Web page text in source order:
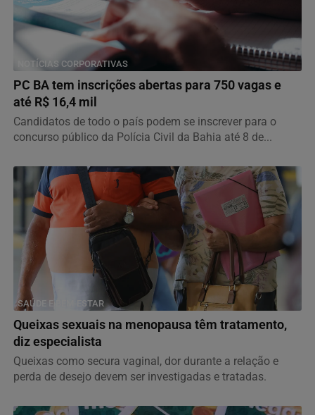
NOTÍCIAS CORPORATIVAS
PC BA tem inscrições abertas para 750 vagas e
até R$ 16,4 mil
Candidatos de todo o país podem se inscrever para o
concurso público da Polícia Civil da Bahia até 8 de...
SAÚDE E BEM-ESTAR
Queixas sexuais na menopausa têm tratamento,
diz especialista
Queixas como secura vaginal, dor durante a relação e
perda de desejo devem ser investigadas e tratadas.